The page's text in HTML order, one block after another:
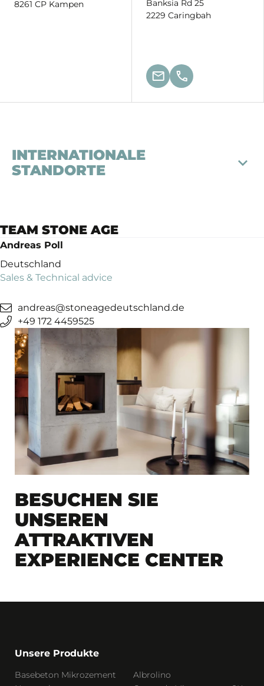
8261 CP Kampen
Banksia Rd 25
2229 Caringbah
INTERNATIONALE
STANDORTE
STONE AGE
ESTONIA
+37060844743
STONE AGE
SLOVENIA
Tržaška cesta 65
+38670650648
info @stoneage.si
TEAM STONE AGE
Andreas Poll
Deutschland
Sales & Technical advice
andreas@stoneagedeutschland.de
+49 172 4459525
BESUCHEN SIE
UNSEREN
ATTRAKTIVEN
EXPERIENCE CENTER
Unsere Produkte
Basebeton Mikrozement
Albrolino